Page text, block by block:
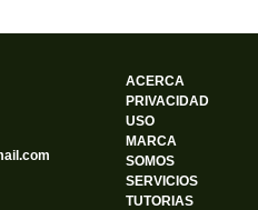
ACERCA
PRIVACIDAD
USO
MARCA
SOMOS
SERVICIOS
TUTORIAS